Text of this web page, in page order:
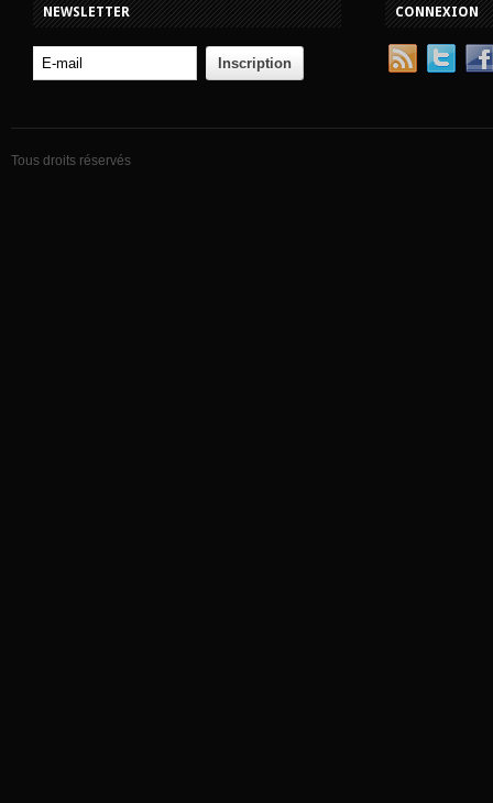
NEWSLETTER CONNEXION
Tous droits réservés